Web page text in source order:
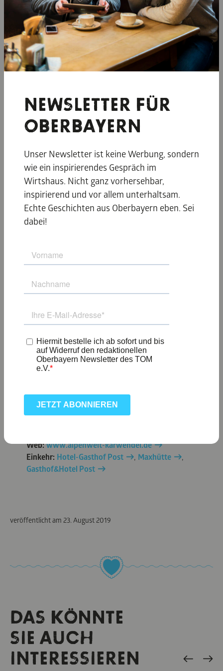
Länge:3,2 km
Höhenunterschied:243 m
Web:www.alpenwelt-karwendel.de
Einkehr: Hotel-Gasthof Post , Maxhütte ,
Gasthof&Hotel Post
veröffentlicht am 23. August 2019
DAS KÖNNTE
SIE AUCH
INTERESSIEREN
NEWSLETTER FÜR
OBERBAYERN
Unser Newsletter ist keine Werbung, sondern
wie ein inspirierendes Gespräch im
Wirtshaus. Nicht ganz vorhersehbar,
inspirierend und vor allem unterhaltsam.
Echte Geschichten aus Oberbayern eben. Sei
dabei!